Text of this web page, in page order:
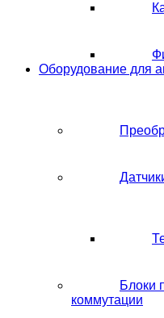
Оборудование для
Блоки
коммутации